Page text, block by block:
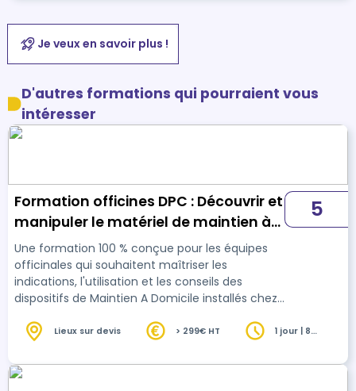
Je veux en savoir plus !
D'autres formations qui pourraient vous
intéresser
Formation officines DPC : Découvrir et
manipuler le matériel de maintien à
domicile (MAD) pour mieux le
conseiller
Une formation 100 % conçue pour les équipes
officinales qui souhaitent maîtriser les
indications, l'utilisation et les conseils des
dispositifs de Maintien A Domicile installés chez
description, d'une démonstration et d'une
théorie et pratique, ainsi qu'un exercice "de
fond" permettant l'acquisition des notions
5
Lieux sur devis > 299€ HT
1 jour | 8